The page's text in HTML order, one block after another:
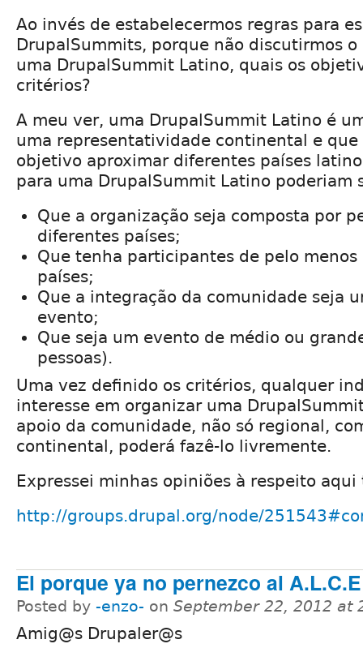
Ao invés de estabelecermos regras para
DrupalSummits, porque não discutirmos
uma DrupalSummit Latino, quais os
critérios?
A meu ver, uma DrupalSummit Latino é
uma representatividade continental e que
objetivo aproximar diferentes países
para uma DrupalSummit Latino poderiam
Que a organização seja composta por
diferentes países;
Que tenha participantes de pelo
países;
Que a integração da comunidade seja
evento;
Que seja um evento de médio ou
pessoas).
Uma vez definido os critérios, qualquer
interesse em organizar uma
apoio da comunidade, não só regional,
continental, poderá fazê-lo livremente.
Expressei minhas opiniões à respeito
http://groups.drupal.org/node/
El porque ya no pernezco al A.L.C.E
Posted by -enzo- on September 22, 2012 at
Amig@s Drupaler@s